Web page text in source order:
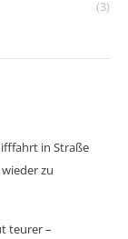
(3)
in Straße
zu
teurer –